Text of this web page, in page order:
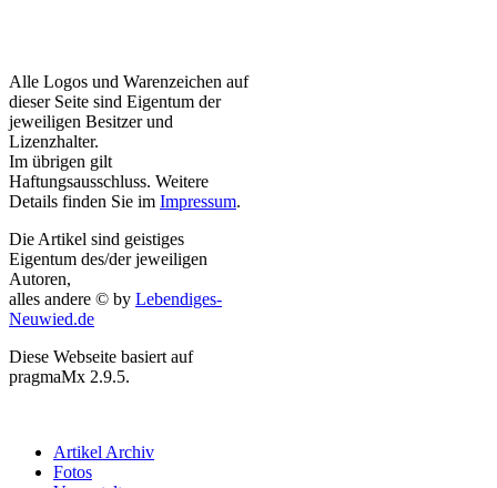
Alle Logos und Warenzeichen auf
dieser Seite sind Eigentum der
jeweiligen Besitzer und
Lizenzhalter.
Im übrigen gilt
Haftungsausschluss. Weitere
Details finden Sie im Impressum.
Die Artikel sind geistiges
Eigentum des/der jeweiligen
Autoren,
alles andere © by Lebendiges-
Neuwied.de
Diese Webseite basiert auf
pragmaMx 2.9.5.
Artikel Archiv
Fotos